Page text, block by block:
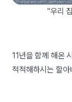
"우리
11년을 함께 해온
적적해하시는 할